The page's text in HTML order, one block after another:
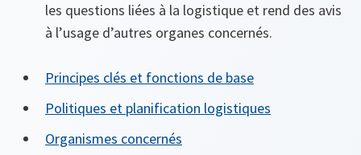
les questions liées à la logistique et rend des avis
à l’usage d’autres organes concernés.
Principes clés et fonctions de base
Politiques et planification logistiques
Organismes concernés